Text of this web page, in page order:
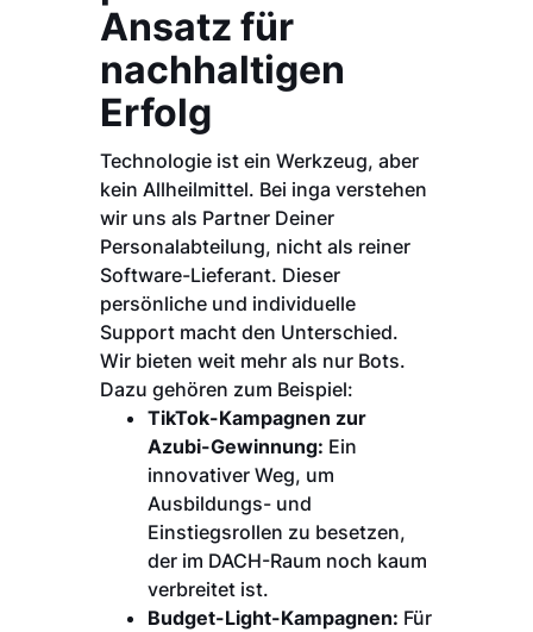
Ansatz für
nachhaltigen
Erfolg
Technologie ist ein Werkzeug, aber
kein Allheilmittel. Bei inga verstehen
wir uns als Partner Deiner
Personalabteilung, nicht als reiner
Software-Lieferant. Dieser
persönliche und individuelle
Support macht den Unterschied.
Wir bieten weit mehr als nur Bots.
Dazu gehören zum Beispiel:
TikTok-Kampagnen zur
Azubi-Gewinnung: Ein
innovativer Weg, um
Ausbildungs- und
Einstiegsrollen zu besetzen,
der im DACH-Raum noch kaum
verbreitet ist.
Budget-Light-Kampagnen: Für